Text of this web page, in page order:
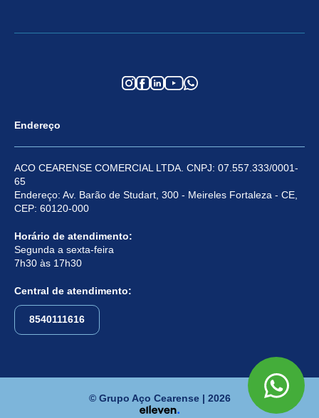
Endereço
ACO CEARENSE COMERCIAL LTDA. CNPJ: 07.557.333/0001-
65
Endereço: Av. Barão de Studart, 300 - Meireles Fortaleza - CE,
CEP: 60120-000
Horário de atendimento:
Segunda a sexta-feira
7h30 às 17h30
Central de atendimento:
8540111616
© Grupo Aço Cearense | 2026